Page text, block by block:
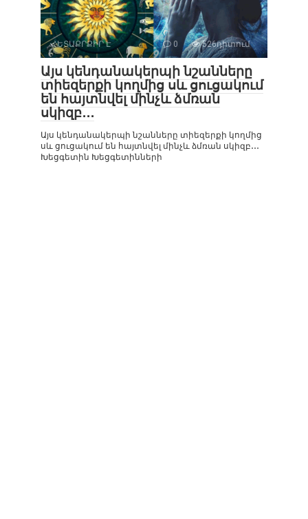
ՀԵՏԱՔՐՔԻՐ Է 0 526դիտում
Այս կենդանակերպի նշանները
տիեզերքի կողմից սև ցուցակում
են հայտնվել մինչև ձմռան
սկիզբ․․․
Այս կենդանակերպի նշանները տիեզերքի կողմից
սև ցուցակում են հայտնվել մինչև ձմռան սկիզբ․․․
Խեցգետին Խեցգետինների